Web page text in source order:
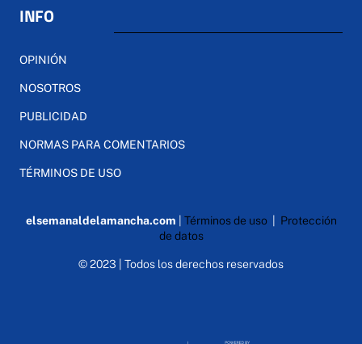
INFO
OPINIÓN
NOSOTROS
PUBLICIDAD
NORMAS PARA COMENTARIOS
TÉRMINOS DE USO
elsemanaldelamancha.com Términos de uso| Protección
de datos
© 2023 | Todos los derechos reservados